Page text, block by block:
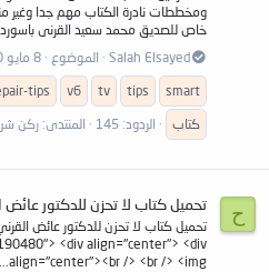
ومخططات نادرة الكتاب مهم جدا وغير
خاص للصديق محمد سعيد القرنى
Salah Elsayed
الموضوع 8 مايو 2020
smart
tips
tv
v6
tips
كتاب
الردود: 145 المنتدى: ركن
ح تحميل كتاب لا تحزن للدكتور عائض
<div align="center"> <div
align="center"><br /> <br /> <img...